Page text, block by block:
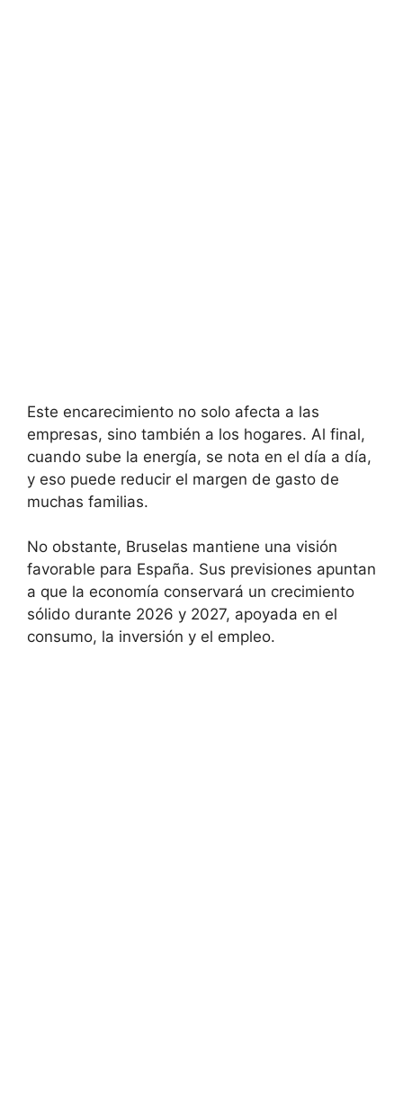
Este encarecimiento no solo afecta a las
empresas, sino también a los hogares. Al final,
cuando sube la energía, se nota en el día a día,
y eso puede reducir el margen de gasto de
muchas familias.
No obstante, Bruselas mantiene una visión
favorable para España. Sus previsiones apuntan
a que la economía conservará un crecimiento
sólido durante 2026 y 2027, apoyada en el
consumo, la inversión y el empleo.